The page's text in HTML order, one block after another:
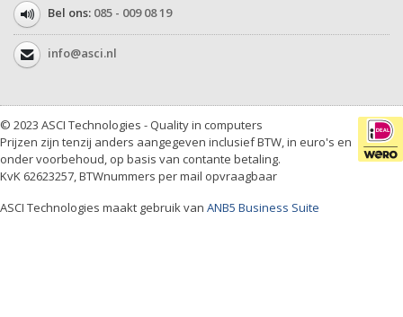
Bel ons: 085 - 009 08 19
info@asci.nl
© 2023 ASCI Technologies - Quality in computers
Prijzen zijn tenzij anders aangegeven inclusief BTW, in euro's en
onder voorbehoud, op basis van contante betaling.
KvK 62623257, BTWnummers per mail opvraagbaar
ASCI Technologies maakt gebruik van ANB5 Business Suite